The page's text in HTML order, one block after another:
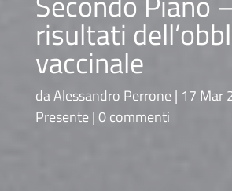
risultati
vaccinale
daAlessandro Perrone 17 Mar
Presente 0 commenti